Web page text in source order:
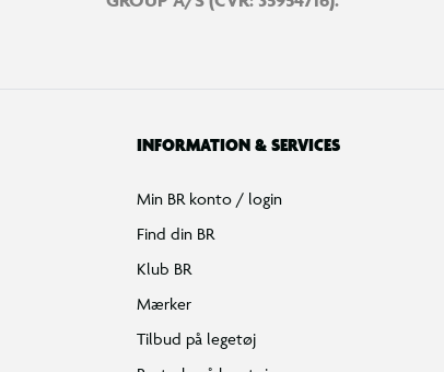
INFORMATION & SERVICES
Min BR konto / login
Find din BR
Klub BR
Mærker
Tilbud på legetøj